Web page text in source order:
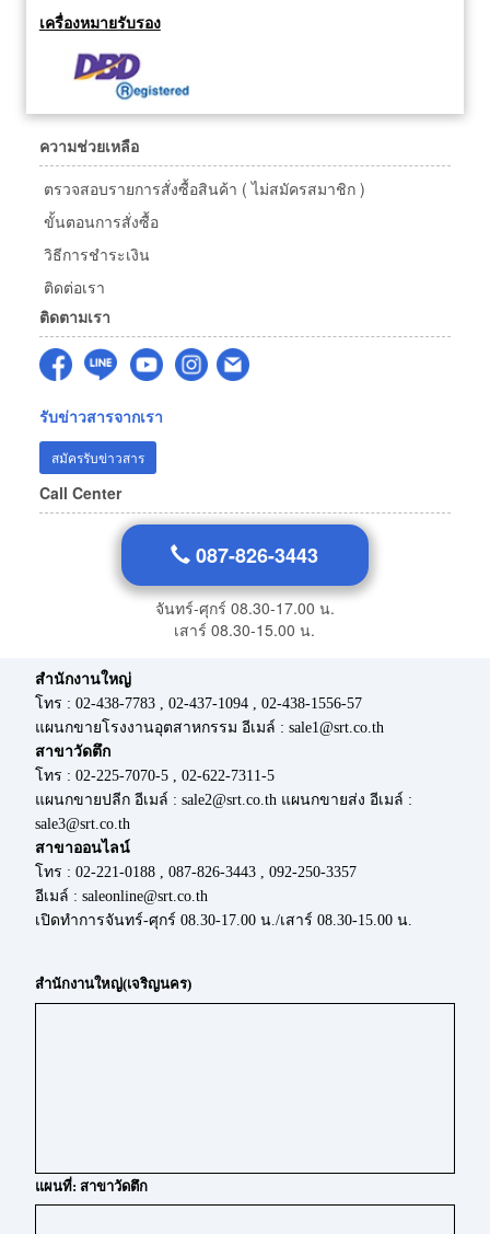
เครื่องหมายรับรอง
ความช่วยเหลือ
ตรวจสอบรายการสั่งซื้อสินค้า ( ไม่สมัครสมาชิก )
ขั้นตอนการสั่งซื้อ
วิธีการชำระเงิน
ติดต่อเรา
ติดตามเรา
รับข่าวสารจากเรา
สมัครรับข่าวสาร
Call Center
087-826-3443
จันทร์-ศุกร์ 08.30-17.00 น.
เสาร์ 08.30-15.00 น.
สำนักงานใหญ่
โทร : 02-438-7783 , 02-437-1094 , 02-438-1556-57
แผนกขายโรงงานอุตสาหกรรม อีเมล์ : sale1@srt.co.th
สาขาวัดตึก
โทร : 02-225-7070-5 , 02-622-7311-5
แผนกขายปลีก อีเมล์ : sale2@srt.co.th แผนกขายส่ง อีเมล์ :
sale3@srt.co.th
สาขาออนไลน์
โทร : 02-221-0188 , 087-826-3443 , 092-250-3357
อีเมล์ : saleonline@srt.co.th
เปิดทำการจันทร์-ศุกร์ 08.30-17.00 น./เสาร์ 08.30-15.00 น.
สำนักงานใหญ่(เจริญนคร)
แผนที่: สาขาวัดตึก